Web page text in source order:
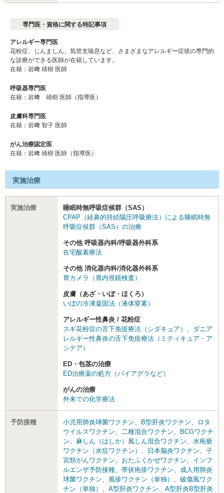
専門医・資格に関する特記事項
アレルギー専門医
花粉症、じんましん、気管支喘息など、さまざまなアレルギー症状の専門的
な診療ができる医師が在籍しています。
在籍：岩﨑 靖樹 医師
呼吸器専門医
在籍：岩﨑 靖樹 医師（指導医）
皮膚科専門医
在籍：岩﨑 智子 医師
がん治療認定医
在籍：岩﨑 靖樹 医師（指導医）
実施治療
実施治療
睡眠時無呼吸症候群（SAS）
CPAP（経鼻的持続陽圧呼吸療法）による睡眠時無
呼吸症候群（SAS）の治療
その他 呼吸器内科/呼吸器外科系
在宅酸素療法
その他 消化器内科/消化器外科系
胃カメラ（胃内視鏡検査）
皮膚（あざ・いぼ・ほくろ）
いぼの冷凍凝固法（液体窒素）
アレルギー性鼻炎 / 花粉症
スギ花粉症の舌下免疫療法（シダキュア）
ダニア
レルギー性鼻炎の舌下免疫療法（ミティキュア・ア
シテア）
ED・包茎の治療
ED治療薬の処方（バイアグラなど）
がんの治療
外来での化学療法
予防接種 小児用肺炎球菌ワクチン B型肝炎ワクチン
ロタ
ウイルスワクチン
二種混合ワクチン
BCGワクチ
ン
麻しん（はしか）風しん混合ワクチン
水疱瘡
ワクチン（水痘ワクチン）
日本脳炎ワクチン
子
宮頸がんワクチン
おたふくかぜワクチン
インフ
ルエンザ予防接種
帯状疱疹ワクチン
成人用肺炎
球菌ワクチン
風疹ワクチン（単独）
破傷風ワク
チン（単独）
A型肝炎ワクチン
A型肝炎B型肝炎